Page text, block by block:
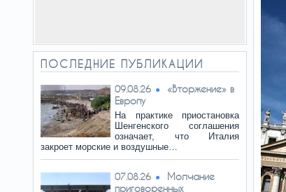
ПОСЛЕДНИЕ ПУБЛИКАЦИИ
09.08.26
«Вторжение» в
Европу
На практике приостановка
Шенгенского соглашения
означает, что Италия
закроет морские и воздушные…
07.08.26
Молчание
приговоренных